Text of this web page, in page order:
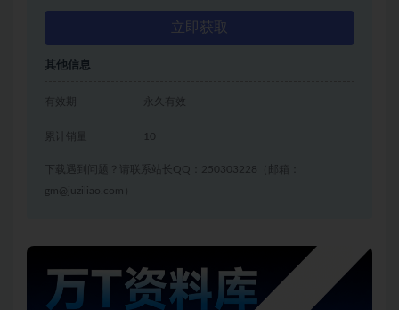
立即获取
其他信息
有效期 永久有效
累计销量 10
下载遇到问题？请联系站长QQ：250303228（邮箱：
gm@juziliao.com）